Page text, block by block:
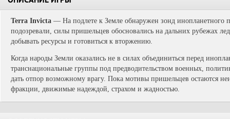
Terra Invicta — На подлете к Земле обнаружен зонд инопланетного
подозревали, силы пришельцев обосновались на дальних рубежах
добывать ресурсы и готовиться к вторжению.
Когда народы Земли оказались не в силах объединиться перед
транснациональные группы под предводительством военных,
дать отпор возможному врагу. Пока мотивы пришельцев остаются
фракции, движимые надеждой, страхом и жадностью.